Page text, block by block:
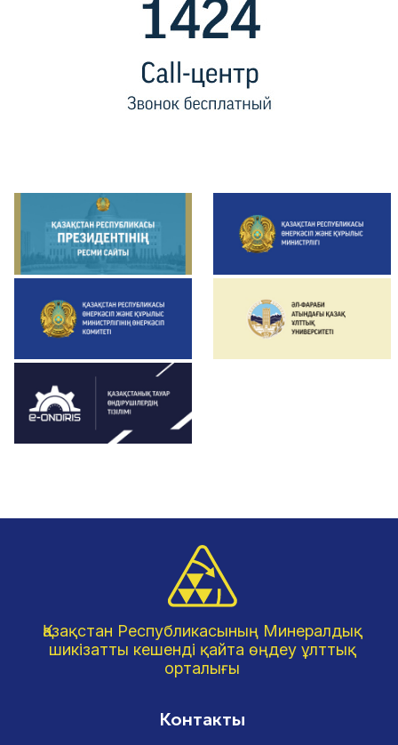
Қазақстан Республикасының Минералдық
шикізатты кешенді қайта өңдеу ұлттық
орталығы
Контакты